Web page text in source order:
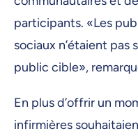
participants. «Les
sociaux n’étaient
public cible»,
En plus d’offrir un
infirmières